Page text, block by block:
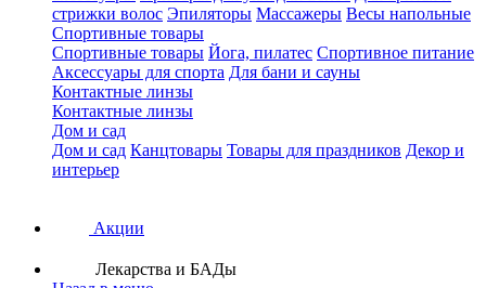
стрижки волос Эпиляторы Массажеры Весы напольные
Спортивные товары
Спортивные товары Йога, пилатес Спортивное питание
Аксессуары для спорта Для бани и сауны
Контактные линзы
Контактные линзы
Дом и сад
Дом и сад Канцтовары Товары для праздников Декор и
интерьер
Акции
Лекарства и БАДы